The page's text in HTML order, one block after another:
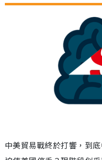
中美貿易戰終於打響，到